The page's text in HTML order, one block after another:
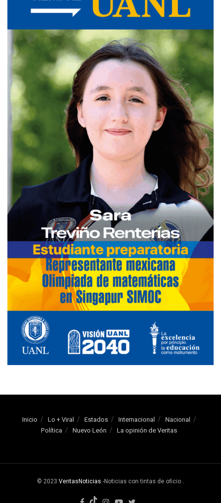
Inicio Lo + Viral Estados Internacional
Nacional
Política
Nuevo León La opinión de Veritas
© 2023 VeritasNoticias -Noticias con tintas de oficio .